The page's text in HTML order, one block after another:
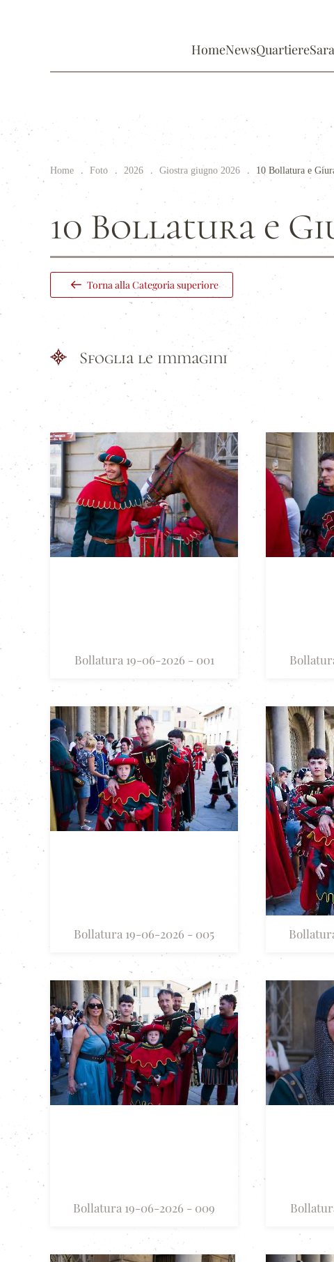
HomeNewsQuartiere
Home Foto 2026 Giostra giugno 2026 10 Bollatura e
10 Bollatura e
Torna alla Categoria superiore
Sfoglia le immagini
Bollatura 19-06-2026 - 001
Bollatura 19-06-2026 - 005
Bollatura 19-06-2026 - 009